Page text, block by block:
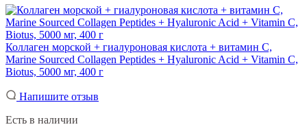
Коллаген морской + гиалуроновая кислота + витамин С,
Marine Sourced Collagen Peptidеs + Hyaluronic Acid + Vitamin C,
Biotus, 5000 мг, 400 г
Напишите отзыв
Есть в наличии